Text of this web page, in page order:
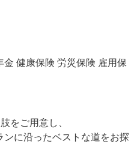
健康保険 労災保険 雇用保
をご用意し、
に沿ったベストな道をお探